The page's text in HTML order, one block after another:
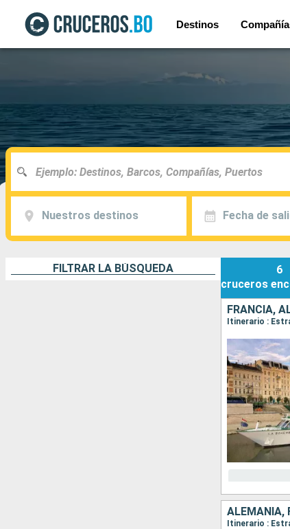
Destinos
Nuestros destinos Fecha de
FILTRAR LA BÚSQUEDA
6
cruceros
FRANCIA,
Itinerario :
ALEMANIA,
Itinerario :